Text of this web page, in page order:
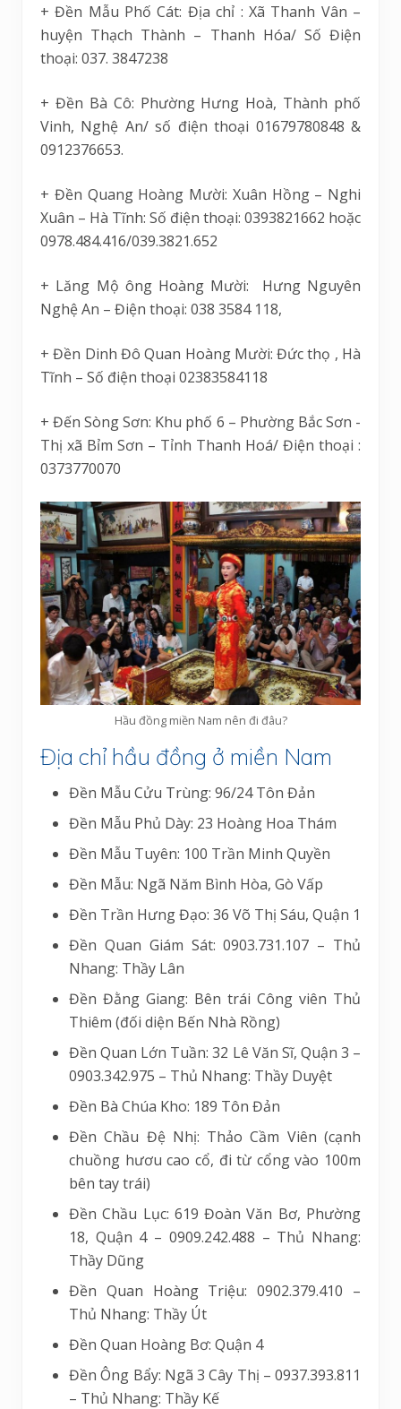
+ Đền Mẫu Phố Cát: Địa chỉ : Xã Thanh Vân –
huyện Thạch Thành – Thanh Hóa/ Số Điện
thoại: 037. 3847238
+ Đền Bà Cô: Phường Hưng Hoà, Thành phố
Vinh, Nghệ An/ số điện thoại 01679780848 &
0912376653.
+ Đền Quang Hoàng Mười: Xuân Hồng – Nghi
Xuân – Hà Tĩnh: Số điện thoại: 0393821662 hoặc
0978.484.416/039.3821.652
+ Lăng Mộ ông Hoàng Mười: Hưng Nguyên
Nghệ An – Điện thoại: 038 3584 118,
+ Đền Dinh Đô Quan Hoàng Mười: Đức thọ , Hà
Tĩnh – Số điện thoại 02383584118
+ Đến Sòng Sơn: Khu phố 6 – Phường Bắc Sơn -
Thị xã Bỉm Sơn – Tỉnh Thanh Hoá/ Điện thoại :
0373770070
Hầu đồng miền Nam nên đi đâu?
Địa chỉ hầu đồng ở miền Nam
Đền Mẫu Cửu Trùng: 96/24 Tôn Đản
Đền Mẫu Phủ Dày: 23 Hoàng Hoa Thám
Đền Mẫu Tuyên: 100 Trần Minh Quyền
Đền Mẫu: Ngã Năm Bình Hòa, Gò Vấp
Đền Trần Hưng Đạo: 36 Võ Thị Sáu, Quận 1
Đền Quan Giám Sát: 0903.731.107 – Thủ
Nhang: Thầy Lân
Đền Đằng Giang: Bên trái Công viên Thủ
Thiêm (đối diện Bến Nhà Rồng)
Đền Quan Lớn Tuần: 32 Lê Văn Sĩ, Quận 3 –
0903.342.975 – Thủ Nhang: Thầy Duyệt
Đền Bà Chúa Kho: 189 Tôn Đản
Đền Chầu Đệ Nhị: Thảo Cầm Viên (cạnh
chuồng hươu cao cổ, đi từ cổng vào 100m
bên tay trái)
Đền Chầu Lục: 619 Đoàn Văn Bơ, Phường
18, Quận 4 – 0909.242.488 – Thủ Nhang:
Thầy Dũng
Đền Quan Hoàng Triệu: 0902.379.410 –
Thủ Nhang: Thầy Út
Đền Quan Hoàng Bơ: Quận 4
Đền Ông Bẩy: Ngã 3 Cây Thị – 0937.393.811
– Thủ Nhang: Thầy Kế